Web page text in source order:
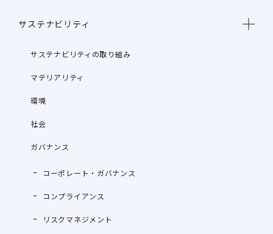
サステナビリティ
サステナビリティの取り組み
マテリアリティ
環境
社会
ガバナンス
コーポレート・ガバナンス
コンプライアンス
リスクマネジメント